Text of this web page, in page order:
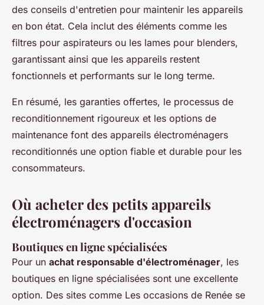
des conseils d'entretien pour maintenir les appareils
en bon état. Cela inclut des éléments comme les
filtres pour aspirateurs ou les lames pour blenders,
garantissant ainsi que les appareils restent
fonctionnels et performants sur le long terme.
En résumé, les garanties offertes, le processus de
reconditionnement rigoureux et les options de
maintenance font des appareils électroménagers
reconditionnés une option fiable et durable pour les
consommateurs.
Où acheter des petits appareils
électroménagers d'occasion
Boutiques en ligne spécialisées
Pour un achat responsable d'électroménager, les
boutiques en ligne spécialisées sont une excellente
option. Des sites comme Les occasions de Renée se